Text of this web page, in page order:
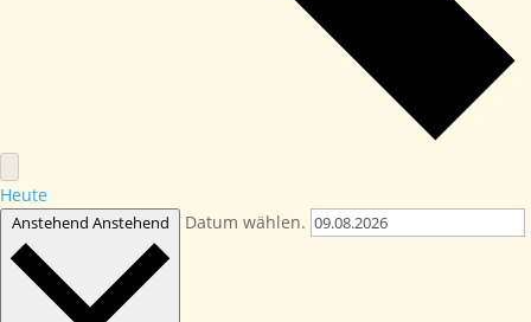
Heute
Anstehend Anstehend Datum wählen.